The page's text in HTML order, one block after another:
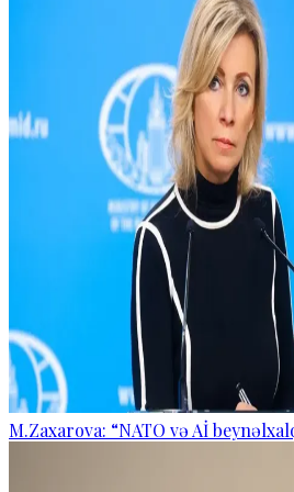
M.Zaxarova: “NATO və Aİ